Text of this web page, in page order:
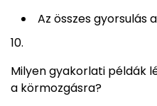
Az összes gyorsulás a
Milyen gyakorlati példák
a körmozgásra?